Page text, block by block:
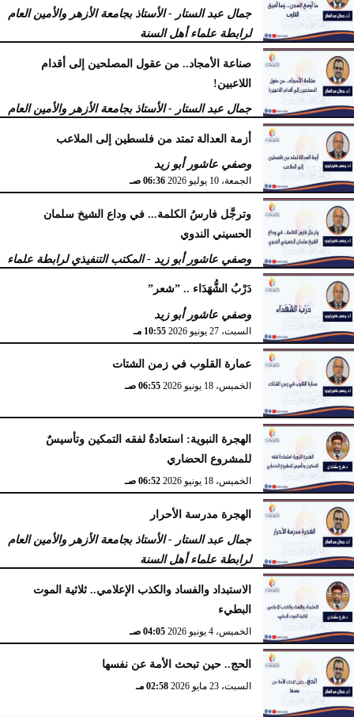
فرج كُندي - رئيس مركز الكُندي للدراسات والبحوث
السبت، 18 يوليو 2026 09:14 مـ
جمال عبد الستار - الأستاذ بجامعة الأزهر والأمين العام
لرابطة علماء أهل السنة
السبت، 18 يوليو 2026 12:29 مـ
صناعة الأمجاد.. من عقول المصلحين إلى أقدام
اللاعبين!
جمال عبد الستار - الأستاذ بجامعة الأزهر والأمين العام
لرابطة علماء أهل السنة
الأربعاء، 15 يوليو 2026 09:08 صـ
أزمة العدالة تمتد من فلسطين إلى الملاعب
وصفي عاشور أبو زيد
الجمعة، 10 يوليو 2026 06:36 صـ
وترجَّل فارسُ الكلمة... في وداع الشيخ سلمان
الحسيني الندوي
وصفي عاشور أبو زيد - المكتب التنفيذي لرابطة علماء
أهل السنّة
الخميس، 2 يوليو 2026 05:32 مـ
دَرْبُ الشُّهَدَاء .. ”شعر”
وصفي عاشور أبو زيد
السبت، 27 يونيو 2026 10:55 مـ
عمارة القلوب في زمن الشتات
الخميس، 18 يونيو 2026 06:55 صـ
الهجرة النبوية: استعادةٌ لفقه التمكين وتأسيسٌ
للمشروع الحضاري
الخميس، 18 يونيو 2026 06:52 صـ
الهجرة مدرسة الأحرار
جمال عبد الستار - الأستاذ بجامعة الأزهر والأمين العام
لرابطة علماء أهل السنة
الثلاثاء، 16 يونيو 2026 10:22 صـ
الاستبداد والفساد والكذب الإعلامي.. ثلاثية الموت
البطيء
الخميس، 4 يونيو 2026 04:05 صـ
الحج.. حين تبحث الأمة عن نفسها
السبت، 23 مايو 2026 02:58 مـ